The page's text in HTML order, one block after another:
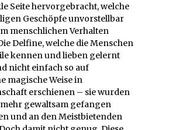
Seite hervorgebracht, welche
Geschöpfe unvorstellbar
menschlichen Verhalten
Delfine, welche die Menschen
kennen und lieben gelernt
nicht einfach so auf
magische Weise in
erschienen – sie wurden
gewaltsam gefangen
und an den Meistbietenden